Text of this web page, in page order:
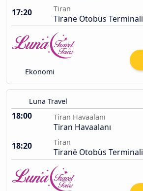
17:20
Tiran
Tiranë Otobüs Terminali
Ekonomi
Luna Travel
18:00 Tiran Havaalanı
Tiran Havaalanı
18:20
Tiran
Tiranë Otobüs Terminali